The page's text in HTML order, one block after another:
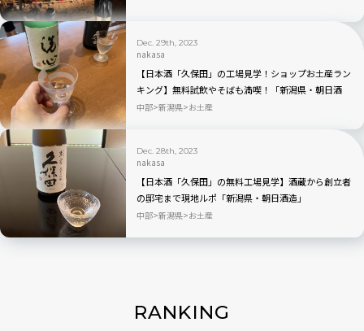
Dec. 29th, 2023
nakasa
【日本酒「久保田」の工場見学！ショップお土産ラン
キング】無料試飲やそばも満喫！「新潟県・朝日酒
造」
中部 新潟県 お土産
Dec. 28th, 2023
nakasa
【日本酒「久保田」の無料工場見学】酒蔵から創立者
の邸宅まで現地ルポ「新潟県・朝日酒造」
中部 新潟県 お土産
RANKING